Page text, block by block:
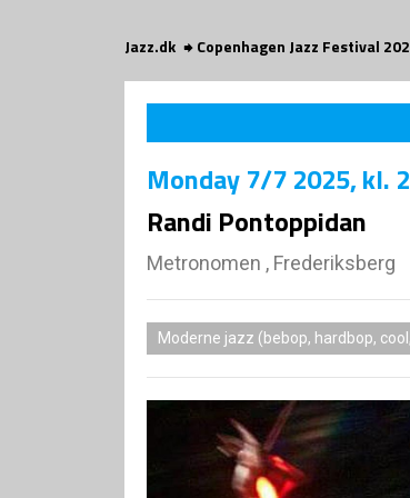
Jazz.dk Copenhagen Jazz Festival
Monday7/7 2025, kl.
Randi Pontoppidan
Metronomen , Frederiksberg
Moderne jazz (bebop, hardbop,